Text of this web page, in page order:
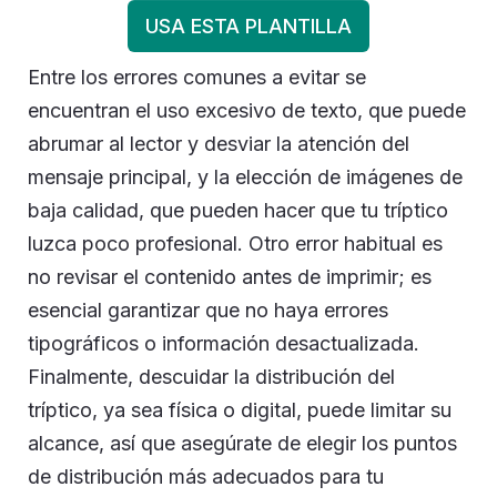
USA ESTA PLANTILLA
Entre los errores comunes a evitar se
encuentran el uso excesivo de texto, que puede
abrumar al lector y desviar la atención del
mensaje principal, y la elección de imágenes de
baja calidad, que pueden hacer que tu tríptico
luzca poco profesional. Otro error habitual es
no revisar el contenido antes de imprimir; es
esencial garantizar que no haya errores
tipográficos o información desactualizada.
Finalmente, descuidar la distribución del
tríptico, ya sea física o digital, puede limitar su
alcance, así que asegúrate de elegir los puntos
de distribución más adecuados para tu